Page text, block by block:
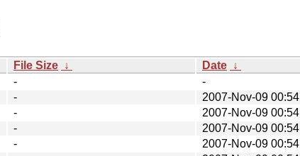
File Size ↓ Date ↓
-
-
-
2007-Nov-09 00:54
-
2007-Nov-09 00:54
-
2007-Nov-09 00:54
-
2007-Nov-09 00:54